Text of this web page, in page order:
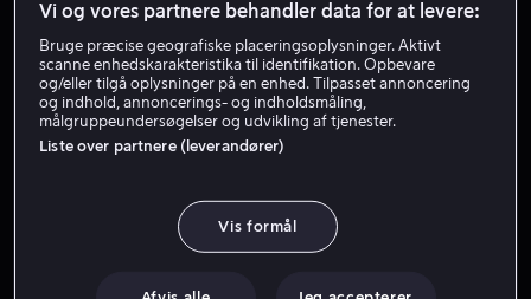
Gæst Skuespiller
Vi og vores partnere behandler data for at levere:
Bruge præcise geografiske placeringsoplysninger. Aktivt
scanne enhedskarakteristika til identifikation. Opbevare
og/eller tilgå oplysninger på en enhed. Tilpasset annoncering
og indhold, annoncerings- og indholdsmåling,
målgruppeundersøgelser og udvikling af tjenester.
Liste over partnere (leverandører)
Vis formål